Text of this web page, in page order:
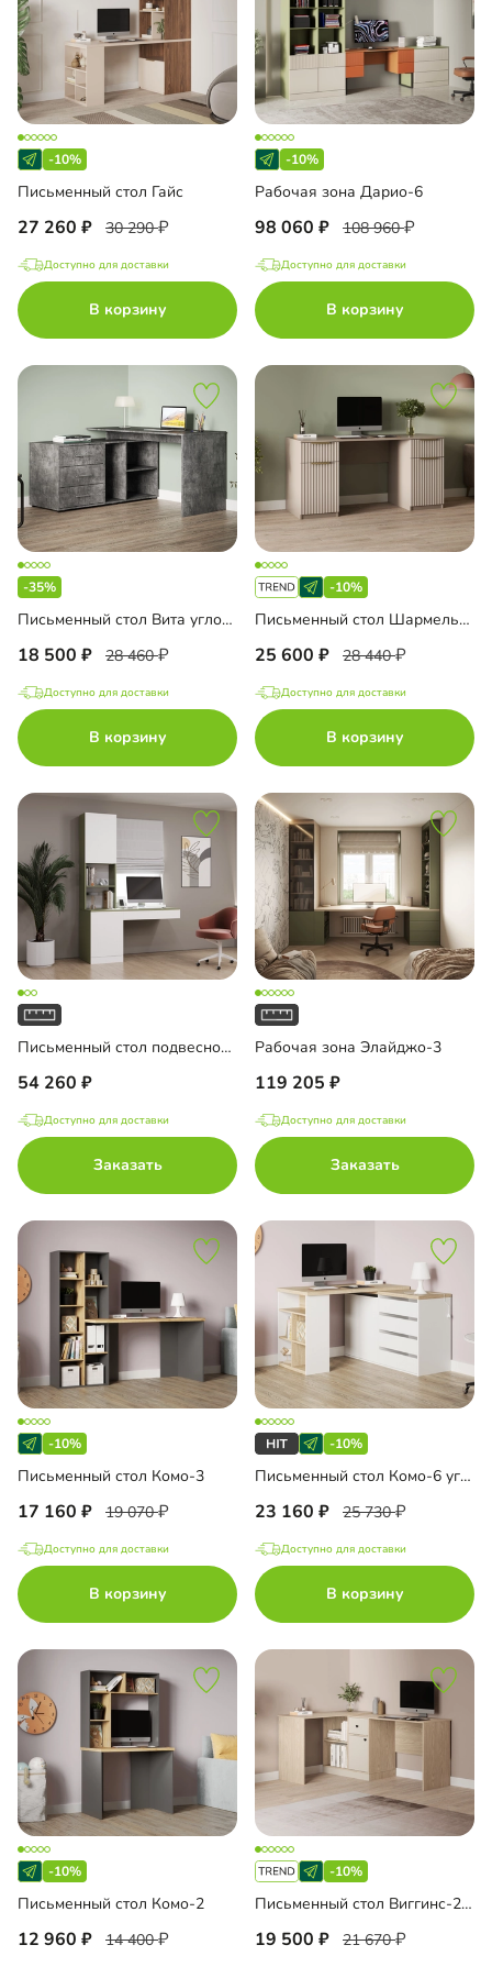
-10%
Письменный стол Гайс
27 260 30 290
Доступно для доставки
В корзину
-10%
Рабочая зона Дарио-6
98 060 108 960
Доступно для доставки
В корзину
-35%
Письменный стол Вита угловой
18 500 28 460
Доступно для доставки
В корзину
-10%
Письменный стол Шармель-2 Лайф
25 600 28 440
Доступно для доставки
В корзину
Письменный стол подвесной Мобаро-5
54 260
Доступно для доставки
Заказать
Рабочая зона Элайджо-3
119 205
Доступно для доставки
Заказать
-10%
Письменный стол Комо-3
17 160 19 070
Доступно для доставки
В корзину
-10%
Письменный стол Комо-6 угловой
23 160 25 730
Доступно для доставки
В корзину
-10%
Письменный стол Комо-2
12 960 14 400
-10%
Письменный стол Виггинс-2 угловой
19 500 21 670